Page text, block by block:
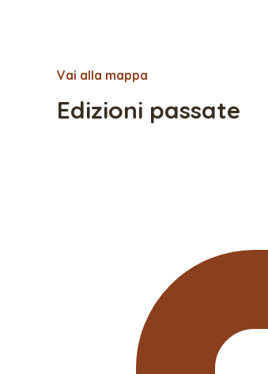
Vai alla mappa
Edizioni passate